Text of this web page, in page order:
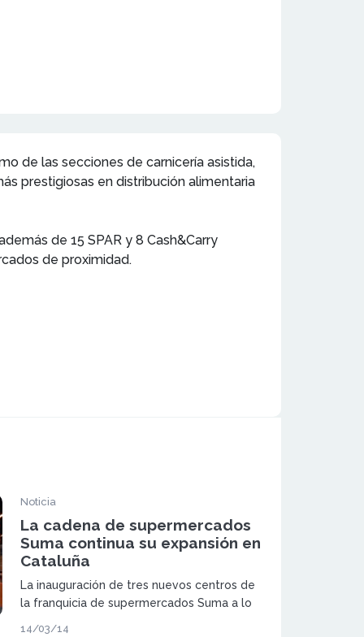
de las secciones de carnicería asistida,
prestigiosas en distribución alimentaria
de 15 SPAR y 8 Cash&Carry
de proximidad.
Noticia
La cadena de supermercados
Suma continua su expansión en
Cataluña
La inauguración de tres nuevos centros de
la franquicia de supermercados Suma a lo
14/03/14